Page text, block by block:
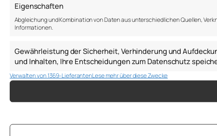
Eigenschaften
Abgleichung und Kombination von Daten aus unterschiedlichen Quellen,
Informationen.
Gewährleistung der Sicherheit, Verhinderung und
und Inhalten, Ihre Entscheidungen zum Datenschutz
Verwalten von 1369-LieferantenLese mehr über diese Zwecke